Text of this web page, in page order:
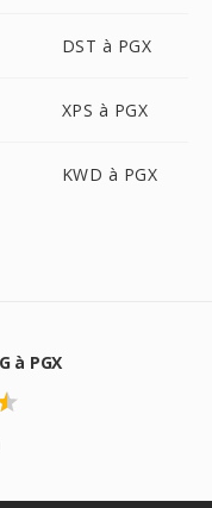
DST à PGX
XPS à PGX
KWD à PGX
à PGX